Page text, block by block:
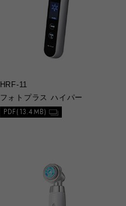
HRF-11
フォトプラス ハイパー
PDF(13.4MB)